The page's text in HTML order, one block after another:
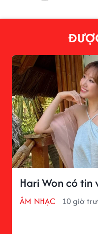
Hari Won có tin
ÂM NHẠC 10 giờ